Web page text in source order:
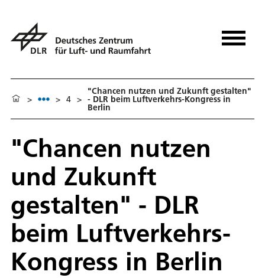
> > 4 >
"Chancen nutzen und Zukunft gestalten"
- DLR beim Luftverkehrs-Kongress in
Berlin
"Chancen nutzen
und Zukunft
gestalten" - DLR
beim Luftverkehrs-
Kongress in Berlin